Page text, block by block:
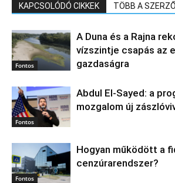
KAPCSOLÓDÓ CIKKEK TÖBB A
Fontos
A Duna és a Rajna
vízszintje csapás az
gazdaságra
Fontos
Abdul El‑Sayed: a
mozgalom új
Fontos
Hogyan működött a
cenzúrarendszer?